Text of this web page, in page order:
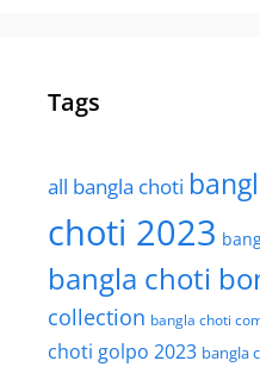
Tags
all bangla choti
choti 2023
bangla choti
collection bangla choti
choti golpo 2023 bangla